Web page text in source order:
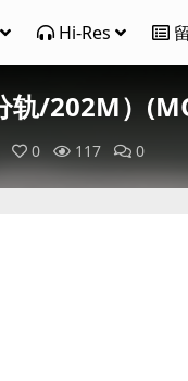
Hi-Res
轨/202M）
0 117 0